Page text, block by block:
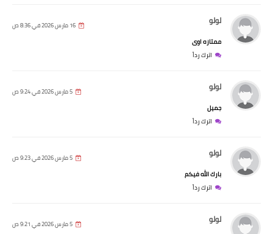
لولو 16 مارس 2026 في 8:36 ص
ممتازه اوى
اترك رداً
لولو 5 مارس 2026 في 9:24 ص
جميل
اترك رداً
لولو 5 مارس 2026 في 9:23 ص
بارك الله فيكم
اترك رداً
لولو 5 مارس 2026 في 9:21 ص